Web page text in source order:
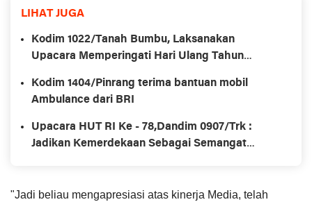
LIHAT JUGA
Kodim 1022/Tanah Bumbu, Laksanakan
Upacara Memperingati Hari Ulang Tahun
Kodim 1404/Pinrang terima bantuan mobil
Ambulance dari BRI
Upacara HUT RI Ke - 78,Dandim 0907/Trk :
Jadikan Kemerdekaan Sebagai Semangat
"Jadi beliau mengapresiasi atas kinerja Media, telah